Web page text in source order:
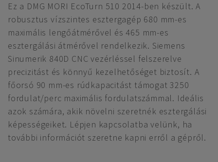
Ez a DMG MORI EcoTurn 510 2014-ben készült. A
robusztus vízszintes esztergagép 680 mm-es
maximális lengőátmérővel és 465 mm-es
esztergálási átmérővel rendelkezik. Siemens
Sinumerik 840D CNC vezérléssel felszerelve
precizitást és könnyű kezelhetőséget biztosít. A
főorsó 90 mm-es rúdkapacitást támogat 3250
fordulat/perc maximális fordulatszámmal. Ideális
azok számára, akik növelni szeretnék esztergálási
képességeiket. Lépjen kapcsolatba velünk, ha
további információt szeretne kapni erről a gépről.